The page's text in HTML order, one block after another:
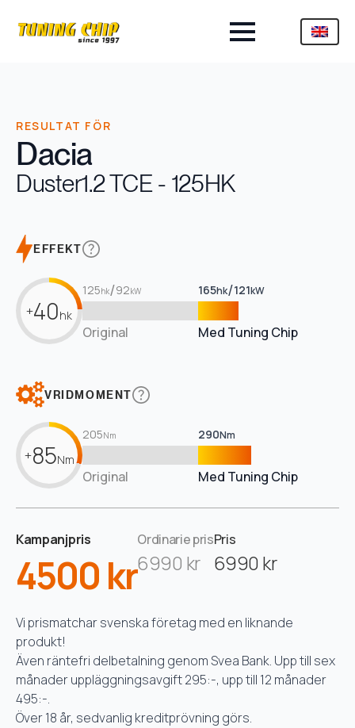
RESULTAT FÖR
Dacia
Duster1.2 TCE - 125HK
EFFEKT
+40hk
125hk/92kW 165hk/121kW
Original Med Tuning Chip
VRIDMOMENT
+85Nm
205Nm 290Nm
Original Med Tuning Chip
Kampanjpris
4500 kr
Ordinarie pris
6990 kr
Pris
6990 kr
Vi prismatchar svenska företag med en liknande
produkt!
Även räntefri delbetalning genom Svea Bank. Upp till sex
månader uppläggningsavgift 295:-, upp till 12 månader
495:-.
Över 18 år, sedvanlig kreditprövning görs.